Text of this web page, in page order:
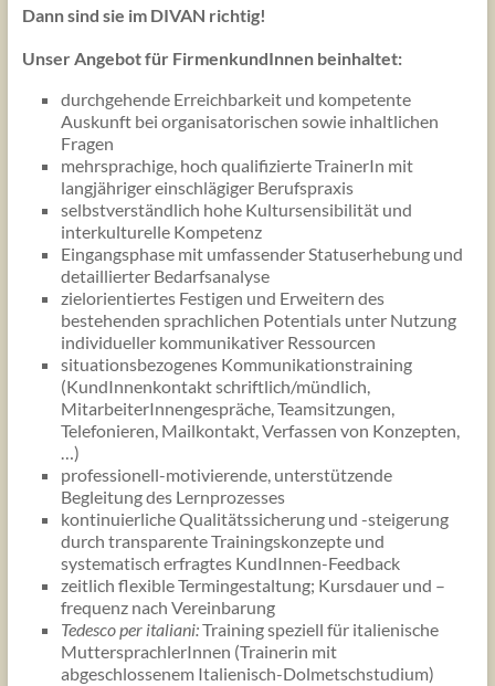
Dann sind sie im DIVAN richtig!
Unser Angebot für FirmenkundInnen beinhaltet:
durchgehende Erreichbarkeit und kompetente
Auskunft bei organisatorischen sowie inhaltlichen
Fragen
mehrsprachige, hoch qualifizierte TrainerIn mit
langjähriger einschlägiger Berufspraxis
selbstverständlich hohe Kultursensibilität und
interkulturelle Kompetenz
Eingangsphase mit umfassender Statuserhebung und
detaillierter Bedarfsanalyse
zielorientiertes Festigen und Erweitern des
bestehenden sprachlichen Potentials unter Nutzung
individueller kommunikativer Ressourcen
situationsbezogenes Kommunikationstraining
(KundInnenkontakt schriftlich/mündlich,
MitarbeiterInnengespräche, Teamsitzungen,
Telefonieren, Mailkontakt, Verfassen von Konzepten,
…)
professionell-motivierende, unterstützende
Begleitung des Lernprozesses
kontinuierliche Qualitätssicherung und -steigerung
durch transparente Trainingskonzepte und
systematisch erfragtes KundInnen-Feedback
zeitlich flexible Termingestaltung; Kursdauer und –
frequenz nach Vereinbarung
Tedesco per italiani:Training speziell für italienische
MuttersprachlerInnen (Trainerin mit
abgeschlossenem Italienisch-Dolmetschstudium)